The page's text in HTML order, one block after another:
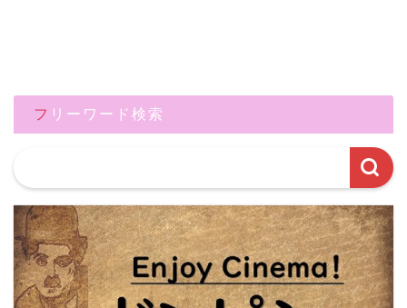
フリーワード検索